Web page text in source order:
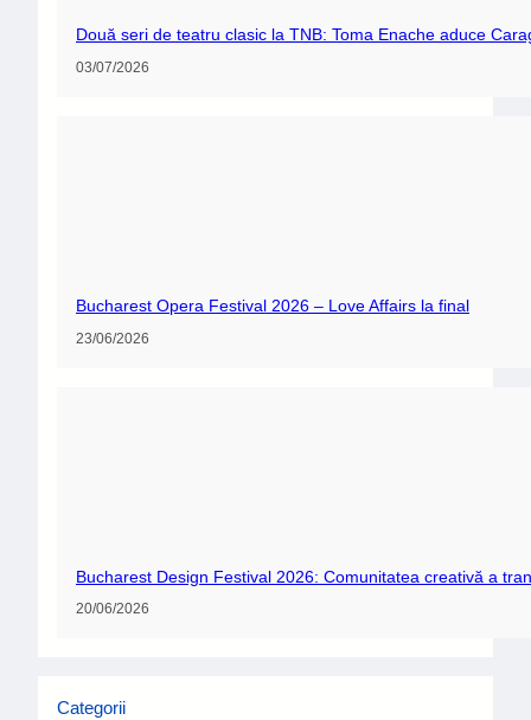
Două seri de teatru clasic la TNB: Toma Enache aduce
03/07/2026
Bucharest Opera Festival 2026 – Love Affairs la final
23/06/2026
Bucharest Design Festival 2026: Comunitatea creativă a
20/06/2026
Categorii